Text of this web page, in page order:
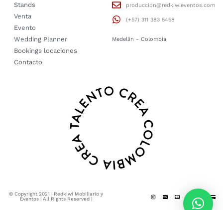
Stands
Venta
Evento
Wedding Planner
Bookings locaciones
Contacto
producción@redkiwieventos.com
(+57) 311 383 5458
Medellin - Colombia
© Copyright 2021 | Redkiwi Mobiliario y
Eventos | All Rights Reserved |